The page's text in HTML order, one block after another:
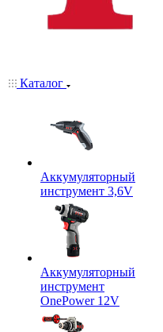
Каталог
Аккумуляторный
инструмент 3,6V
Аккумуляторный
инструмент
OnePower 12V